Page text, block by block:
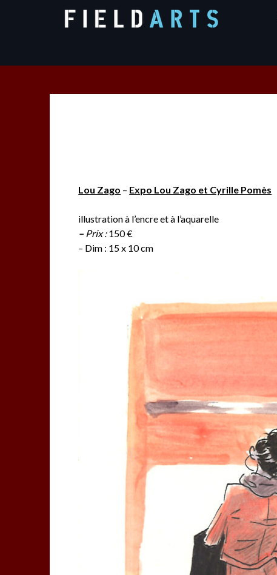
Lou Zago – Expo Lou Zago et Cyrille Pomès
illustration à l’encre et à l’aquarelle
– Prix :150 €
– Dim : 15 x 10 cm